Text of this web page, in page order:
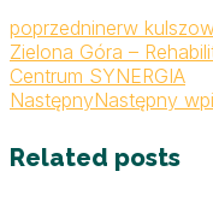
poprzedninerw
Zielona Góra –
Centrum SYNERGIA
NastępnyNastępny
Related posts